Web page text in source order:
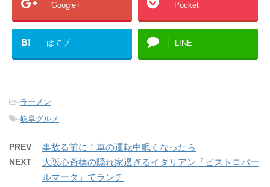
Google+ Pocket
B! はてブ LINE
-ラーメン
-岐阜グルメ
PREV 事故る前に！車の運転中眠くなったら
NEXT
大阪心斎橋の隠れ家過ぎるイタリアン「ビストロバー
ルマータ」でランチ